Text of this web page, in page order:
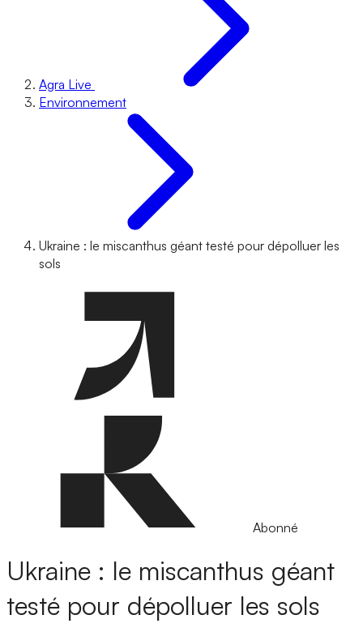
Agra Live
Environnement
Ukraine : le miscanthus géant testé pour dépolluer les
sols
Abonné
Ukraine : le miscanthus géant
testé pour dépolluer les sols